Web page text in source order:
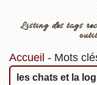
Listing des tags
Accueil - Mots
les chats et la